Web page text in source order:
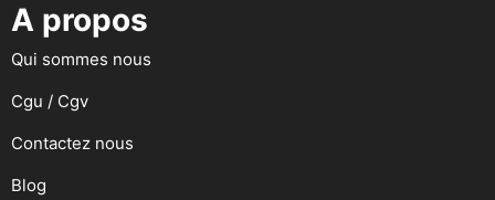
A propos
Qui sommes nous
Cgu / Cgv
Contactez nous
Blog